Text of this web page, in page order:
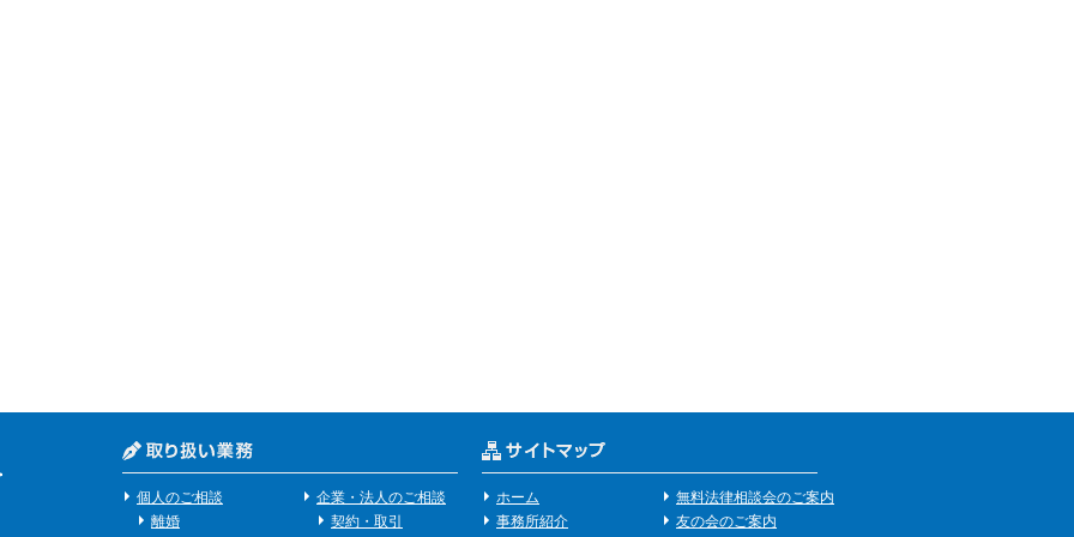
個人のご相談
離婚
企業・法人のご相談
契約・取引
ホーム
事務所紹介
無料法律相談会のご案内
友の会のご案内